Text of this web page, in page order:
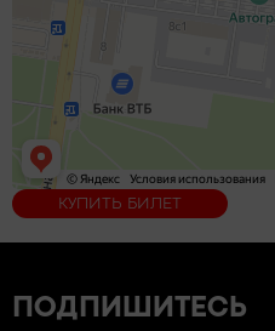
КУПИТЬ БИЛЕТ
ПОДПИШИТЕСЬ